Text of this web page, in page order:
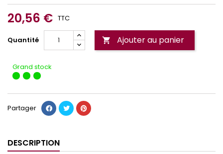
20,56 € TTC
Quantité  Ajouter au panier
Grand stock
Partager
DESCRIPTION